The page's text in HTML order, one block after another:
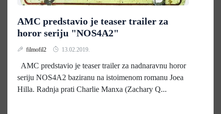
AMC predstavio je teaser trailer za
horor seriju "NOS4A2"
filmofil2 13.02.2019.
AMC predstavio je teaser trailer za nadnaravnu horor
seriju NOS4A2 baziranu na istoimenom romanu Joea
Hilla. Radnja prati Charlie Manxa (Zachary Q...